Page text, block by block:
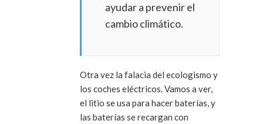
ayudar a prevenir el
cambio climático.
Otra vez la falacia del ecologismo y
los coches eléctricos. Vamos a ver,
el litio se usa para hacer baterías, y
las baterías se recargan con